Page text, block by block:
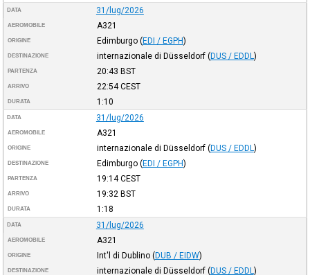
DATA 31/lug/2026
AEROMOBILE A321
ORIGINE Edimburgo (EDI / EGPH)
DESTINAZIONE internazionale di Düsseldorf (DUS / EDDL )
PARTENZA 20:43 BST
ARRIVO 22:54CEST
DURATA 1:10
DATA 31/lug/2026
AEROMOBILE A321
ORIGINE internazionale di Düsseldorf (DUS / EDDL )
DESTINAZIONE Edimburgo (EDI / EGPH)
PARTENZA 19:14CEST
ARRIVO 19:32 BST
DURATA 1:18
DATA 31/lug/2026
AEROMOBILE A321
ORIGINE Int'l di Dublino (DUB / EIDW)
DESTINAZIONE internazionale di Düsseldorf (DUS / EDDL )